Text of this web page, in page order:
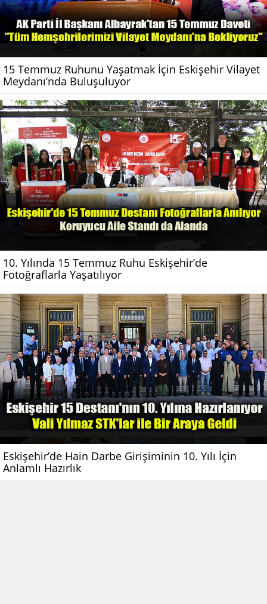
15 Temmuz Ruhunu Yaşatmak İçin Eskişehir Vilayet
Meydanı’nda Buluşuluyor
10. Yılında 15 Temmuz Ruhu Eskişehir’de
Fotoğraflarla Yaşatılıyor
Eskişehir’de Hain Darbe Girişiminin 10. Yılı İçin
Anlamlı Hazırlık